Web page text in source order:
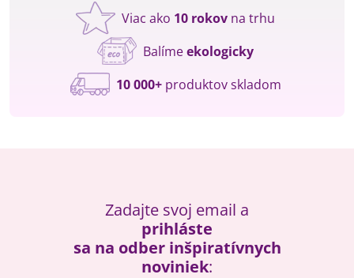
Viac ako 10 rokov na trhu
Balímeekologicky
10 000+produktov skladom
Zadajte svoj email a
prihláste
sa na odber inšpiratívnych
noviniek: